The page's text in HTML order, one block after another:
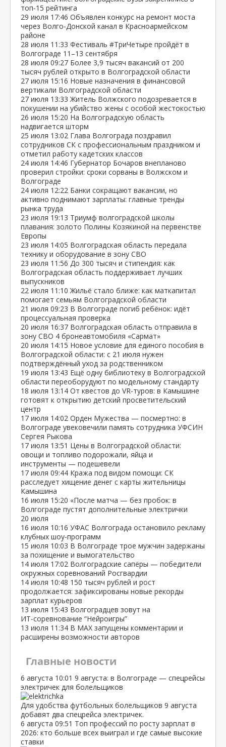
топ‑15 рейтинга
29 июля 17:46 Объявлен конкурс на ремонт моста
через Волго‑Донской канал в Красноармейском
районе
28 июля 11:33 Фестиваль #ТриЧетыре пройдёт в
Волгограде 11–13 сентября
28 июля 09:27 Более 3,9 тысяч вакансий от 200
тысяч рублей открыто в Волгоградской области
27 июля 15:16 Новые назначения в финансовой
вертикали Волгоградской области
27 июля 13:33 Житель Волжского подозревается в
покушении на убийство жены с особой жестокостью
26 июля 15:20 На Волгоградскую область
надвигается шторм
25 июля 13:02 Глава Волгограда поздравил
сотрудников СК с профессиональным праздником и
отметил работу кадетских классов
24 июля 14:46 Губернатор Бочаров внепланово
проверил стройки: сроки сорваны в Волжском и
Волгограде
24 июля 12:22 Банки сокращают вакансии, но
активно поднимают зарплаты: главные тренды
рынка труда
23 июля 19:13 Триумф волгоградской школы
плавания: золото Полины Козякиной на первенстве
Европы
23 июля 14:05 Волгоградская область передала
технику и оборудование в зону СВО
23 июля 11:56 До 300 тысяч и стипендия: как
Волгоградская область поддерживает лучших
выпускников
22 июля 11:10 Жильё стало ближе: как маткапитал
помогает семьям Волгоградской области
21 июля 09:23 В Волгограде погиб ребёнок: идёт
процессуальная проверка
20 июля 16:37 Волгоградская область отправила в
зону СВО 4 бронеавтомобиля «Сармат»
20 июля 14:15 Новое условие для единого пособия в
Волгоградской области: с 21 июля нужен
подтверждённый уход за родственником
19 июля 13:43 Ещё одну библиотеку в Волгоградской
области переоборудуют по модельному стандарту
18 июля 13:14 От квестов до VR‑туров: в Камышине
готовят к открытию детский просветительский
центр
17 июля 14:02 Орден Мужества — посмертно: в
Волгограде увековечили память сотрудника УФСИН
Сергея Рыкова
17 июля 13:51 Цены в Волгоградской области:
овощи и топливо подорожали, яйца и
инструменты — подешевели
17 июля 09:44 Кража под видом помощи: СК
расследует хищение денег с карты жительницы
Камышина
16 июля 15:20 «После матча — без пробок: в
Волгограде пустят дополнительные электрички
20 июля
16 июля 10:16 УФАС Волгограда остановило рекламу
клубных шоу‑программ
15 июля 10:03 В Волгограде трое мужчин задержаны
за похищение и вымогательство
14 июля 17:02 Волгоградские сапёры — победители
окружных соревнований Росгвардии
14 июля 10:48 150 тысяч рублей и рост
продолжается: зафиксированы новые рекорды
зарплат курьеров
13 июля 15:43 Волгоградцев зовут на
ИТ‑соревнование “Нейроигры”
13 июля 11:34 В МАХ запущены комментарии и
расширены возможности авторов
Главные новости
6 августа 10:01 9 августа: в Волгограде — спецрейсы
электричек для болельщиков
Для удобства футбольных болельщиков 9 августа
добавят два спецрейса электричек.
6 августа 09:51 Топ профессий по росту зарплат в
2026: кто больше всех выиграл и где самые высокие
ставки